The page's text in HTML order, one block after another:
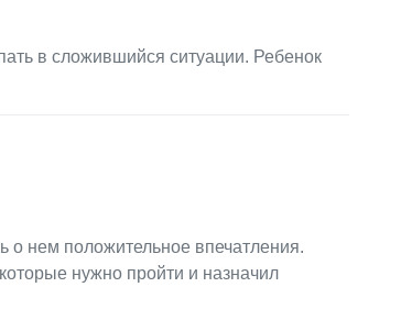
в сложившийся ситуации. Ребенок
нем положительное впечатления.
нужно пройти и назначил